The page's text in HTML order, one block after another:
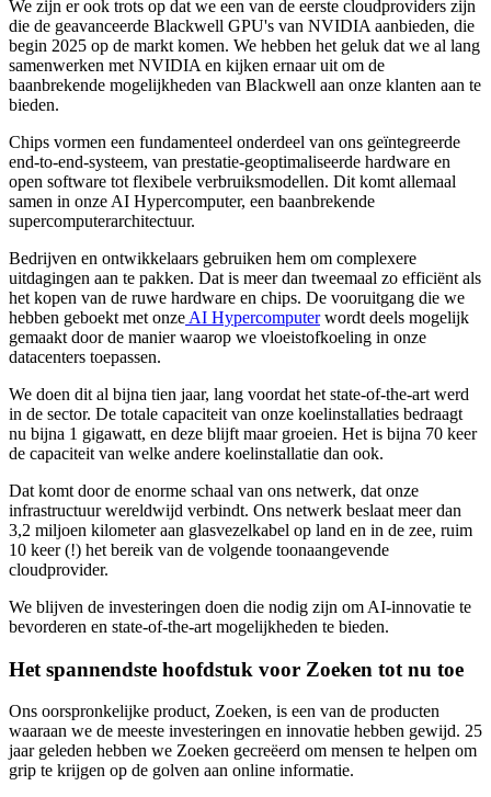
We zijn er ook trots op dat we een van de eerste cloudproviders zijn
die de geavanceerde Blackwell GPU's van NVIDIA aanbieden, die
begin 2025 op de markt komen. We hebben het geluk dat we al lang
samenwerken met NVIDIA en kijken ernaar uit om de
baanbrekende mogelijkheden van Blackwell aan onze klanten aan te
bieden.
Chips vormen een fundamenteel onderdeel van ons geïntegreerde
end-to-end-systeem, van prestatie-geoptimaliseerde hardware en
open software tot flexibele verbruiksmodellen. Dit komt allemaal
samen in onze AI Hypercomputer, een baanbrekende
supercomputerarchitectuur.
Bedrijven en ontwikkelaars gebruiken hem om complexere
uitdagingen aan te pakken. Dat is meer dan tweemaal zo efficiënt als
het kopen van de ruwe hardware en chips. De vooruitgang die we
hebben geboekt met onze AI Hypercomputerwordt deels mogelijk
gemaakt door de manier waarop we vloeistofkoeling in onze
datacenters toepassen.
We doen dit al bijna tien jaar, lang voordat het state-of-the-art werd
in de sector. De totale capaciteit van onze koelinstallaties bedraagt
nu bijna 1 gigawatt, en deze blijft maar groeien. Het is bijna 70 keer
de capaciteit van welke andere koelinstallatie dan ook.
Dat komt door de enorme schaal van ons netwerk, dat onze
infrastructuur wereldwijd verbindt. Ons netwerk beslaat meer dan
3,2 miljoen kilometer aan glasvezelkabel op land en in de zee, ruim
10 keer (!) het bereik van de volgende toonaangevende
cloudprovider.
We blijven de investeringen doen die nodig zijn om AI-innovatie te
bevorderen en state-of-the-art mogelijkheden te bieden.
Het spannendste hoofdstuk voor Zoeken tot nu toe
Ons oorspronkelijke product, Zoeken, is een van de producten
waaraan we de meeste investeringen en innovatie hebben gewijd. 25
jaar geleden hebben we Zoeken gecreëerd om mensen te helpen om
grip te krijgen op de golven aan online informatie.